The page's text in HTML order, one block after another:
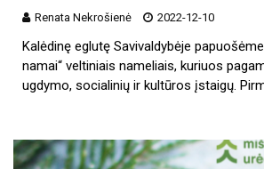
Renata Nekrošienė 2022-12-10
Kalėdinę eglutę Savivaldybėje
namai“ veltiniais nameliais, kuriuos
ugdymo, socialinių ir kultūros įstaigų.